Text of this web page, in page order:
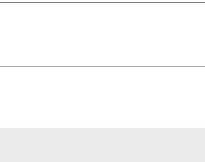
£COS/ CAS450 £DCOS650